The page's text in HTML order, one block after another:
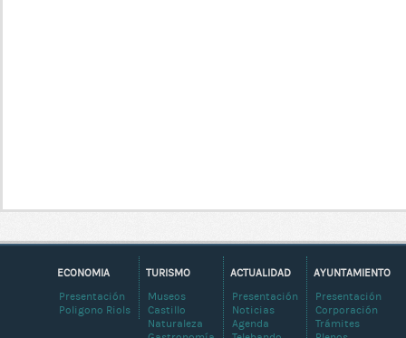
AYUNTAMIENTO
Presentación
Corporación
Trámites
ACTUALIDAD
Presentación
Noticias
Agenda
TURISMO
Museos
Castillo
Naturaleza
ECONOMIA
Presentación
Poligono Riols